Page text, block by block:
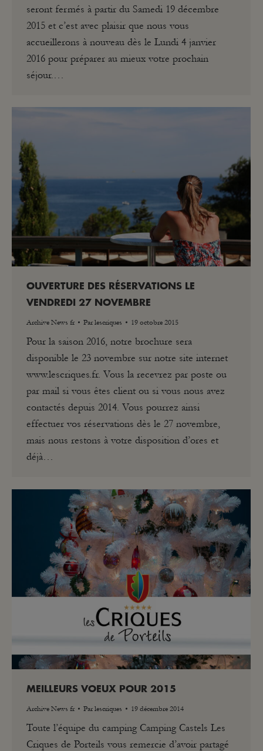
seront fermés à partir du Samedi 19 décembre
2015 et c’est avec plaisir que nous vous
accueillerons à nouveau dès le Lundi 4 janvier
2016 pour préparer au mieux votre prochain
séjour.…
OUVERTURE DES RÉSERVATIONS LE
VENDREDI 27 NOVEMBRE
Archive News fr Par lescriques 19 octobre 2015
Pour la saison 2016, notre brochure sera
disponible le 23 novembre sur notre site internet
www.lescriques.fr. Vous la recevrez par poste ou
par mail si vous êtes client ou si vous nous avez
contactés depuis 2014. Vous pourrez ainsi
effectuer vos réservations dès le 27 novembre,
mais nous restons à votre disposition d’ores et
déjà…
MEILLEURS VOEUX POUR 2015
Archive News fr Par lescriques 19 décembre 2014
Toute l’équipe du camping Camping Castels Les
Criques de Porteils vous remercie d’avoir partagé